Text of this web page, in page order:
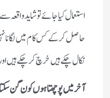
استعمال کیا جائے تو شاید واقعہ
حاصل کر کے کس کام میں لگانا
نکال چکے ہیں خرچ کرچکے ہیں
آخرمیں پوچھتا ہوں کون گن